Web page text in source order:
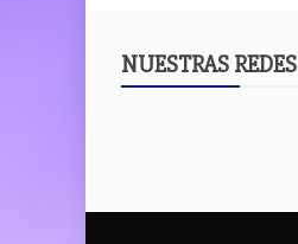
NUESTRAS REDES